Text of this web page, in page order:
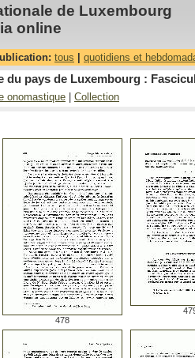
de Luxembourg
online
tous quotidiens et
du pays de Luxembourg :
onomastique Collection
478